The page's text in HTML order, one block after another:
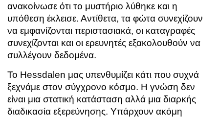
ανακοίνωσε ότι το μυστήριο λύθηκε και η
υπόθεση έκλεισε. Αντίθετα, τα φώτα συνεχίζουν
να εμφανίζονται περιστασιακά, οι καταγραφές
συνεχίζονται και οι ερευνητές εξακολουθούν να
συλλέγουν δεδομένα.
Το Hessdalen μας υπενθυμίζει κάτι που συχνά
ξεχνάμε στον σύγχρονο κόσμο. Η γνώση δεν
είναι μια στατική κατάσταση αλλά μια διαρκής
διαδικασία εξερεύνησης. Υπάρχουν ακόμη